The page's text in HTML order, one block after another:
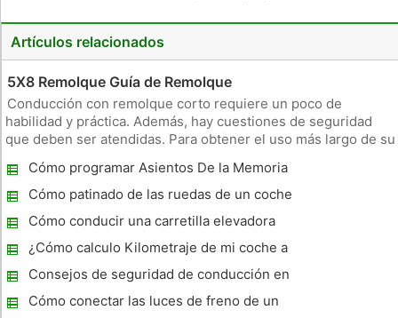
Artículos relacionados
5X8 Remolque Guía de Remolque
Conducción con remolque corto requiere un poco de
habilidad y práctica. Además, hay cuestiones de seguridad
que deben ser atendidas. Para obtener el uso más largo de su
remolque en buen estado puede ser una pieza de equipo que
te da años de s
Cómo programar Asientos De la Memoria
en un Chevy
Cómo patinado de las ruedas de un coche
Cómo conducir una carretilla elevadora
¿Cómo calculo Kilometraje de mi coche a
un destino?
Consejos de seguridad de conducción en
condiciones meteorológicas adversas
Cómo conectar las luces de freno de un